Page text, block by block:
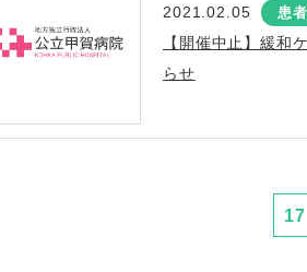
2021.02.05 患
【開催中止】緩和
らせ
17